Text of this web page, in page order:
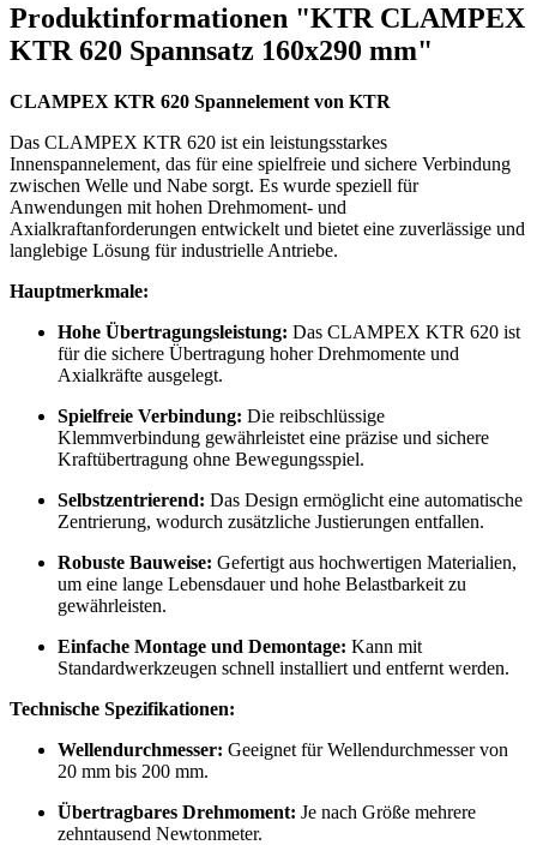
Produktinformationen "KTR CLAMPEX
KTR 620 Spannsatz 160x290 mm"
CLAMPEX KTR 620 Spannelement von KTR
Das CLAMPEX KTR 620 ist ein leistungsstarkes
Innenspannelement, das für eine spielfreie und sichere Verbindung
zwischen Welle und Nabe sorgt. Es wurde speziell für
Anwendungen mit hohen Drehmoment- und
Axialkraftanforderungen entwickelt und bietet eine zuverlässige und
langlebige Lösung für industrielle Antriebe.
Hauptmerkmale:
Hohe Übertragungsleistung: Das CLAMPEX KTR 620 ist
für die sichere Übertragung hoher Drehmomente und
Axialkräfte ausgelegt.
Spielfreie Verbindung: Die reibschlüssige
Klemmverbindung gewährleistet eine präzise und sichere
Kraftübertragung ohne Bewegungsspiel.
Selbstzentrierend: Das Design ermöglicht eine automatische
Zentrierung, wodurch zusätzliche Justierungen entfallen.
Robuste Bauweise: Gefertigt aus hochwertigen Materialien,
um eine lange Lebensdauer und hohe Belastbarkeit zu
gewährleisten.
Einfache Montage und Demontage: Kann mit
Standardwerkzeugen schnell installiert und entfernt werden.
Technische Spezifikationen:
Wellendurchmesser: Geeignet für Wellendurchmesser von
20 mm bis 200 mm.
Übertragbares Drehmoment: Je nach Größe mehrere
zehntausend Newtonmeter.